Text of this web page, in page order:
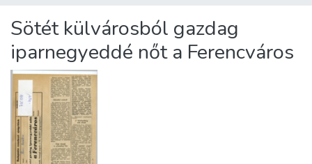
About us
Sötét külvárosból gazdag
iparnegyeddé nőt a Ferencváros